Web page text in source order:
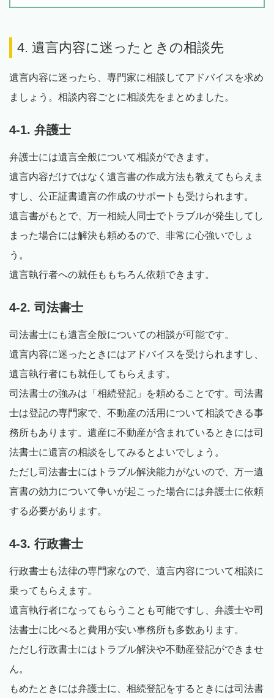
4. 遺言内容に迷ったときの相談先
遺言内容に迷ったら、専門家に相談してアドバイスを求め
ましょう。相談内容ごとに相談先をまとめました。
4-1. 弁護士
弁護士には遺言全般について相談ができます。
遺言内容だけではなく遺言書の作成方法も教えてもらえま
すし、公正証書遺言の作成のサポートも受けられます。
遺言書がもとで、万一相続人同士でトラブルが発生してし
まった場合には解決も頼めるので、非常に心強いでしょ
う。
遺言執行者への就任ももちろん依頼できます。
4-2. 司法書士
司法書士にも遺言全般についての相談が可能です。
遺言内容に迷ったときにはアドバイスを受けられますし、
遺言執行者にも就任してもらえます。
司法書士の強みは「相続登記」を頼めることです。司法書
士は登記の専門家で、不動産の活用について相談できる事
務所もあります。遺産に不動産が含まれているときには司
法書士に遺言の相談をしてみるとよいでしょう。
ただし司法書士にはトラブル解決能力がないので、万一遺
言書の効力について争いが起こった場合には弁護士に依頼
する必要があります。
4-3. 行政書士
行政書士も法律の専門家なので、遺言内容について相談に
乗ってもらえます。
遺言執行者になってもらうことも可能ですし、弁護士や司
法書士に比べると費用が安い事務所も多数あります。
ただし行政書士にはトラブル解決や不動産登記ができませ
ん。
もめたときには弁護士に、相続登記をするときには司法書